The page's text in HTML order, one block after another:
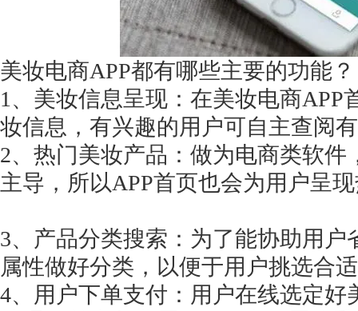
美妆电商APP都有哪些主要的功能？
1、美妆信息呈现：在美妆电商APP
妆信息，有兴趣的用户可自主查阅
2、热门美妆产品：做为电商类软
主导，所以APP首页也会为用户呈
3、产品分类搜索：为了能协助用户
属性做好分类，以便于用户挑选合
4、用户下单支付：用户在线选定
扫码添加[商务总监]沟通方案
扫码沟通